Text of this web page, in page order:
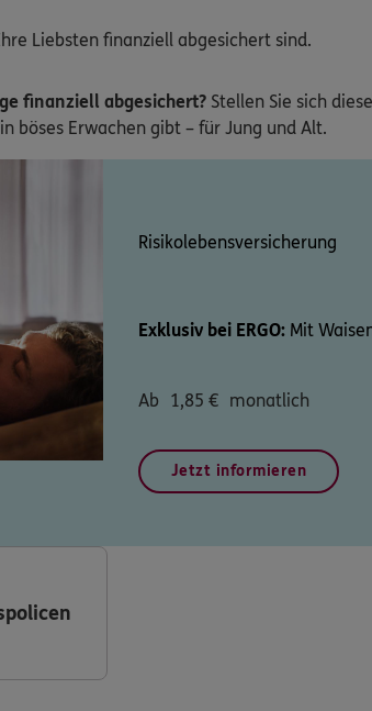
Liebsten finanziell abgesichert sind.
finanziell abgesichert? Stellen Sie sich
böses Erwachen gibt – für Jung und Alt.
Risikolebensversicherung
Exklusiv bei ERGO: Mit
Ab 1,85 € monatlich
Jetzt informieren